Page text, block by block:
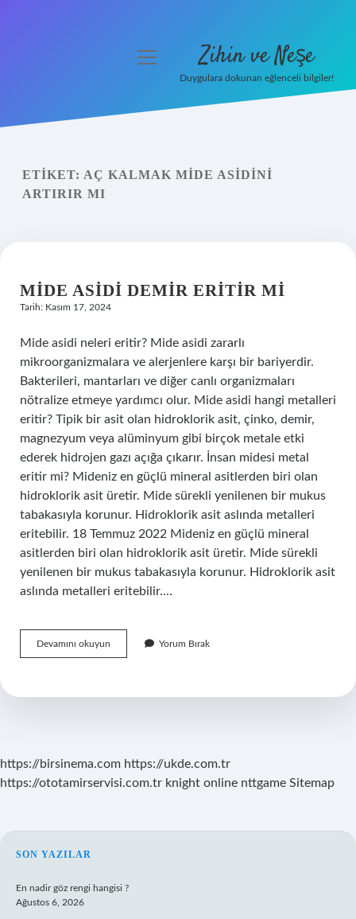
Yasal Uyarı
menüyü
Zihin ve Neşe
Duygulara dokunan eğlenceli bilgiler!
ETIKET: AÇ KALMAK MIDE ASIDINI
ARTIRIR MI
MIDE ASIDI DEMIR ERITIR MI
Tarih: Kasım 17, 2024
Mide asidi neleri eritir? Mide asidi zararlı
mikroorganizmalara ve alerjenlere karşı bir bariyerdir.
Bakterileri, mantarları ve diğer canlı organizmaları
nötralize etmeye yardımcı olur. Mide asidi hangi metalleri
eritir? Tipik bir asit olan hidroklorik asit, çinko, demir,
magnezyum veya alüminyum gibi birçok metale etki
ederek hidrojen gazı açığa çıkarır. İnsan midesi metal
eritir mi? Mideniz en güçlü mineral asitlerden biri olan
hidroklorik asit üretir. Mide sürekli yenilenen bir mukus
tabakasıyla korunur. Hidroklorik asit aslında metalleri
eritebilir. 18 Temmuz 2022 Mideniz en güçlü mineral
asitlerden biri olan hidroklorik asit üretir. Mide sürekli
yenilenen bir mukus tabakasıyla korunur. Hidroklorik asit
aslında metalleri eritebilir.…
Devamını okuyun
Asidi
Mi
Yorum Bırak
https://birsinema.com https://ukde.com.tr
https://ototamirservisi.com.tr knight online nttgame Sitemap
SIDEBAR
SON YAZILAR
En nadir göz rengi hangisi ?
Ağustos 6, 2026